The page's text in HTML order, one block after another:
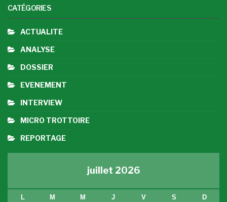
CATÉGORIES
ACTUALITE
ANALYSE
DOSSIER
EVENEMENT
INTERVIEW
MICRO TROTTOIRE
REPORTAGE
juillet 2026
L M M J V S D